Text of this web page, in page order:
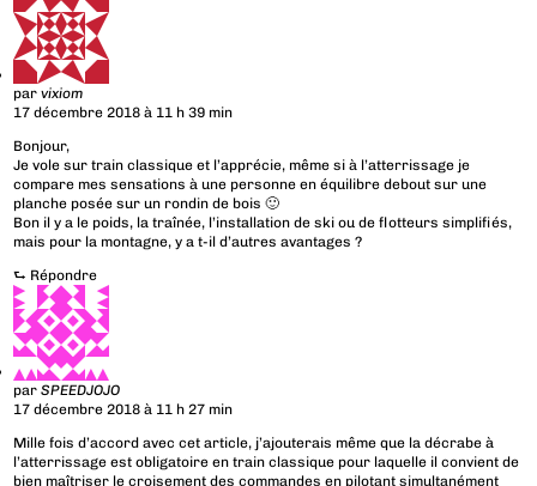
parvixiom
17 décembre 2018 à 11 h 39 min
Bonjour,
Je vole sur train classique et l’apprécie, même si à l’atterrissage je
compare mes sensations à une personne en équilibre debout sur une
planche posée sur un rondin de bois 🙂
Bon il y a le poids, la traînée, l’installation de ski ou de flotteurs simplifiés,
mais pour la montagne, y a t-il d’autres avantages ?
⮑ Répondre
parSPEEDJOJO
17 décembre 2018 à 11 h 27 min
Mille fois d’accord avec cet article, j’ajouterais même que la décrabe à
l’atterrissage est obligatoire en train classique pour laquelle il convient de
bien maîtriser le croisement des commandes en pilotant simultanément